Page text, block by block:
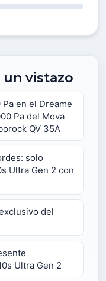
un vistazo
en el Dreame
Pa del Mova
QV 35A
solo
Ultra Gen 2 con
del
Ultra Gen 2